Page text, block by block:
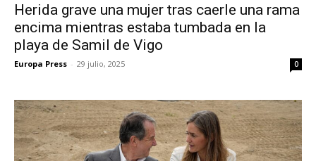
Herida grave una mujer tras caerle una rama
encima mientras estaba tumbada en la
playa de Samil de Vigo
Europa Press - 29 julio, 2025 0